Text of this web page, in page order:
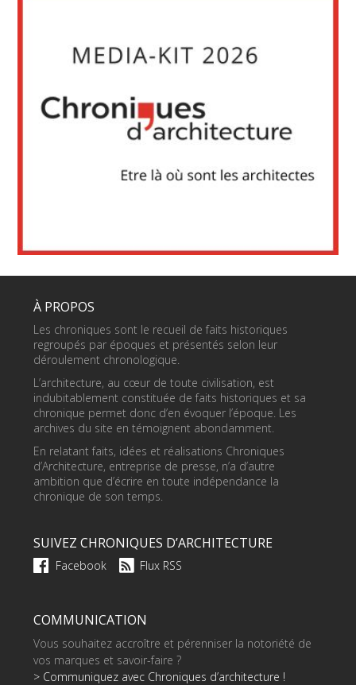
À PROPOS
Les chroniques sont le recueil de faits historiques
regroupés par époques et présentés selon leur
déroulement chronologique.
L’architecture, au cœur de toute civilisation, est
indubitablement constituée de faits historiques et sa
chronique permet donc d’en évoquer l’époque. Les
archives du site en témoignent abondamment.
En relatant faits, idées et réalisations Chroniques
d’Architecture, entreprise de presse, n’a d’autre
ambition que d’écrire en toute indépendance la
chronique de son temps.
SUIVEZ CHRONIQUES D’ARCHITECTURE
Facebook Flux RSS
COMMUNICATION
Vous souhaitez accroître et pérenniser la notoriété de
vos marques et savoir-faire ?
> Communiquez avec Chroniques d’architecture !